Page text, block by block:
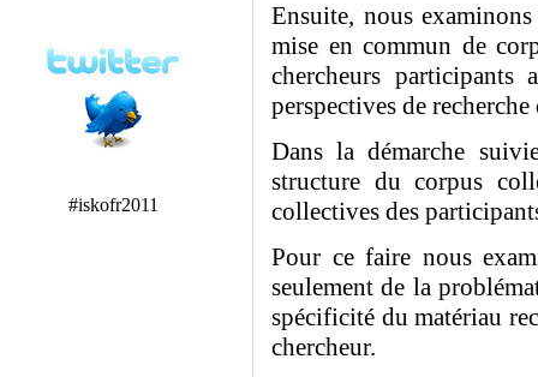
#iskofr2011
Ensuite, nous
mise en commun de
chercheurs
perspectives de
Dans la démarche
structure du corpus
collectives des
Pour ce faire nous
seulement de la
spécificité du matériau
chercheur.